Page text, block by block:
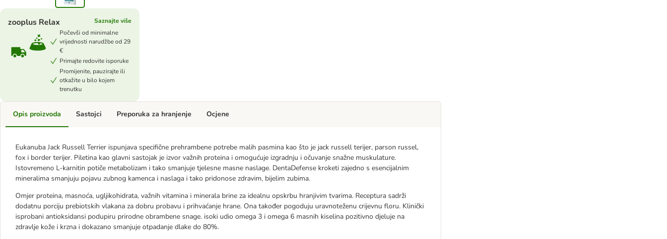
zooplus Relax
Saznajte više
Počevši od minimalne
vrijednosti narudžbe od 29
€
Primajte redovite isporuke
Promijenite, pauzirajte ili
otkažite u bilo kojem
trenutku
Opis proizvoda
Eukanuba Jack Russell Terrier ispunjava specifične prehrambene potrebe malih pasmina kao što je jack russell terijer, parson russel,
fox i border terijer. Piletina kao glavni sastojak je izvor važnih proteina i omogućuje izgradnju i očuvanje snažne muskulature.
Istovremeno L-karnitin potiče metabolizam i tako smanjuje tjelesne masne naslage. DentaDefense kroketi zajedno s esencijalnim
mineralima smanjuju pojavu zubnog kamenca i naslaga i tako pridonose zdravim, bijelim zubima.
Omjer proteina, masnoća, ugljikohidrata, važnih vitamina i minerala brine za idealnu opskrbu hranjivim tvarima. Receptura sadrži
dodatnu porciju prebiotskih vlakana za dobru probavu i prihvaćanje hrane. Ona također pogoduju uravnoteženu crijevnu floru. Klinički
isprobani antioksidansi podupiru prirodne obrambene snage. isoki udio omega 3 i omega 6 masnih kiselina pozitivno djeluje na
zdravlje kože i krzna i dokazano smanjuje otpadanje dlake do 80%.
Sastojci Preporuka za hranjenje Ocjene